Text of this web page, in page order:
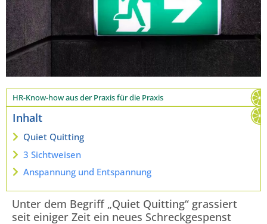
HR-Know-how aus der Praxis für die Praxis
Inhalt
Quiet Quitting
3 Sichtweisen
Anspannung und Entspannung
Unter dem Begriff „Quiet Quitting“ grassiert
seit einiger Zeit ein neues Schreckgespenst